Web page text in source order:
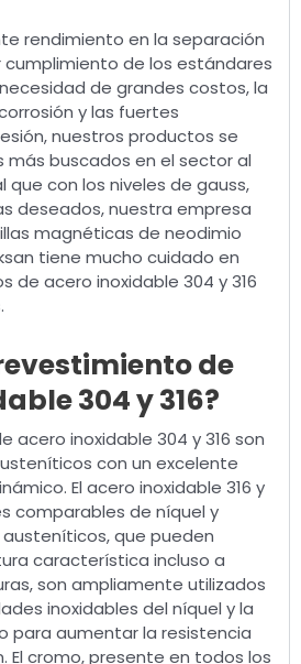
rendimiento en la separación
de los estándares
de grandes costos, la
y las fuertes
nuestros productos se
buscados en el sector al
que con los niveles de gauss,
deseados, nuestra empresa
magnéticas de neodimio
tiene mucho cuidado en
de acero inoxidable 304 y 316
de
304 y 316?
acero inoxidable 304 y 316 son
con un excelente
El acero inoxidable 316 y
comparables de níquel y
que pueden
característica incluso a
son ampliamente utilizados
inoxidables del níquel y la
para aumentar la resistencia
El cromo, presente en todos los